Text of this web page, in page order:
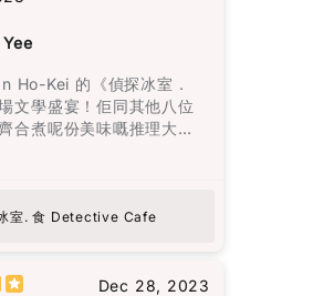
家庭暴力，而我最欣賞的
現了兩人在一起的美好時
得比外人想像的更加困
身體傷害當然是不可原諒
的暴力是無形的傷害。用
漠如同遺棄、情緒的喜怒
示給他人看，心靈上的痛
莉·布隆離開了那個打她的
Ho-Kei 的《偵探冰室．
文學盛宴！佢同其他八位
合煮呢份美味嘅推理大
就似一味正宗嘅港式佳
事入菜，以灣仔老牌德國
廳」為廚房，將難以拍得
調得淋漓盡致。而《唐人
肉醬意粉揭示茶餐廳嘅不
偵探冰室. 食 Detective Cafe
Dec 28, 2023